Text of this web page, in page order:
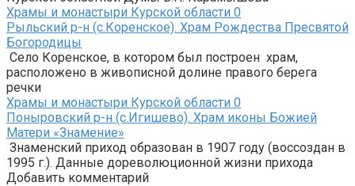
Храмы и монастыри Курской области 0
Рыльский р-н (с.Коренское). Храм Рождества Пресвятой
Богородицы
Село Коренское, в котором был построен храм,
расположено в живописной долине правого берега
речки
Храмы и монастыри Курской области 0
Поныровский р-н (с.Игишево). Храм иконы Божией
Матери «Знамение»
Знаменский приход образован в 1907 году (воссоздан в
1995 г.). Данные дореволюционной жизни прихода
Добавить комментарий